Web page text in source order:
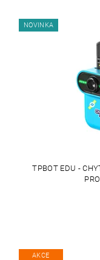
NOVINKA
TPBOT EDU -
AKCE